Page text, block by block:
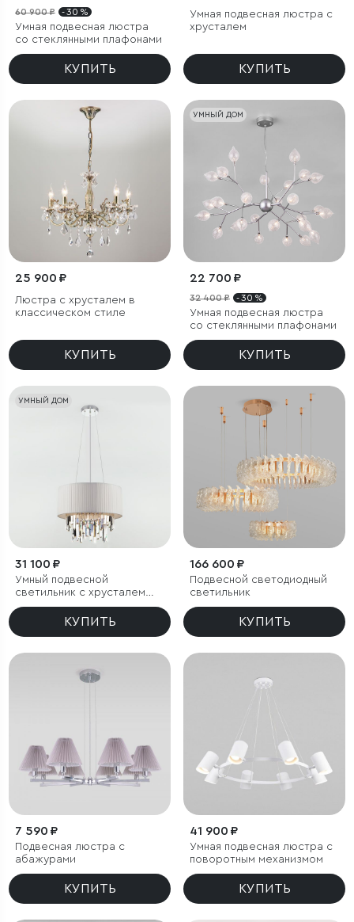
60 900 ₽ - 30 %
Умная подвесная люстра
со стеклянными плафонами
КУПИТЬ
Умная подвесная люстра с
хрусталем
КУПИТЬ
25 900 ₽
Люстра с хрусталем в
классическом стиле
КУПИТЬ
УМНЫЙ ДОМ
22 700 ₽
32 400 ₽ - 30 %
Умная подвесная люстра
со стеклянными плафонами
КУПИТЬ
УМНЫЙ ДОМ
31 100 ₽
Умный подвесной
светильник с хрусталем
Eurosvet Amantea 10122/6
КУПИТЬ
166 600 ₽
Подвесной светодиодный
светильник
КУПИТЬ
7 590 ₽
Подвесная люстра с
абажурами
КУПИТЬ
41 900 ₽
Умная подвесная люстра с
поворотным механизмом
КУПИТЬ